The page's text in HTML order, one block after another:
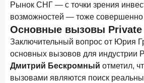
Рынок СНГ — с точки зрения
возможностей — тоже совершенно
Основные вызовы Private
Заключительный вопрос от Юрия
основных вызовов для индустрии
Дмитрий Бескромный отметил,
вызовами являются поиск